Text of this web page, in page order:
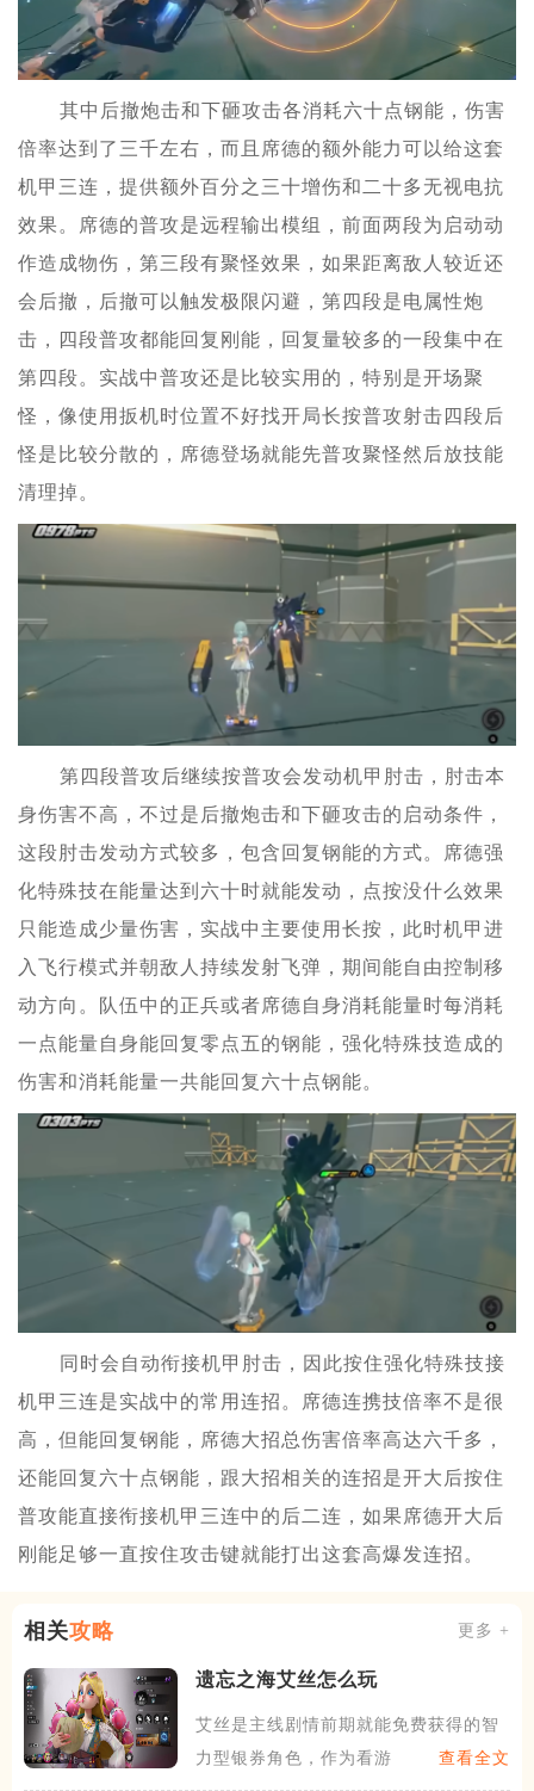
其中后撤炮击和下砸攻击各消耗六十点钢能，伤害
倍率达到了三千左右，而且席德的额外能力可以给这套
机甲三连，提供额外百分之三十增伤和二十多无视电抗
效果。席德的普攻是远程输出模组，前面两段为启动动
作造成物伤，第三段有聚怪效果，如果距离敌人较近还
会后撤，后撤可以触发极限闪避，第四段是电属性炮
击，四段普攻都能回复刚能，回复量较多的一段集中在
第四段。实战中普攻还是比较实用的，特别是开场聚
怪，像使用扳机时位置不好找开局长按普攻射击四段后
怪是比较分散的，席德登场就能先普攻聚怪然后放技能
清理掉。
第四段普攻后继续按普攻会发动机甲肘击，肘击本
身伤害不高，不过是后撤炮击和下砸攻击的启动条件，
这段肘击发动方式较多，包含回复钢能的方式。席德强
化特殊技在能量达到六十时就能发动，点按没什么效果
只能造成少量伤害，实战中主要使用长按，此时机甲进
入飞行模式并朝敌人持续发射飞弹，期间能自由控制移
动方向。队伍中的正兵或者席德自身消耗能量时每消耗
一点能量自身能回复零点五的钢能，强化特殊技造成的
伤害和消耗能量一共能回复六十点钢能。
同时会自动衔接机甲肘击，因此按住强化特殊技接
机甲三连是实战中的常用连招。席德连携技倍率不是很
高，但能回复钢能，席德大招总伤害倍率高达六千多，
还能回复六十点钢能，跟大招相关的连招是开大后按住
普攻能直接衔接机甲三连中的后二连，如果席德开大后
刚能足够一直按住攻击键就能打出这套高爆发连招。
相关攻略 更多 +
遗忘之海艾丝怎么玩
艾丝是主线剧情前期就能免费获得的智
力型银券角色，作为看游戏的
查看全文